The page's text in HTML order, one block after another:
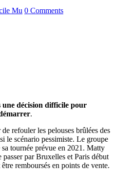
Mu 0 Comments
décision difficile pour
.
refouler les pelouses brûlées des
le scénario pessimiste. Le groupe
tournée prévue en 2021. Matty
par Bruxelles et Paris début
remboursés en points de vente.